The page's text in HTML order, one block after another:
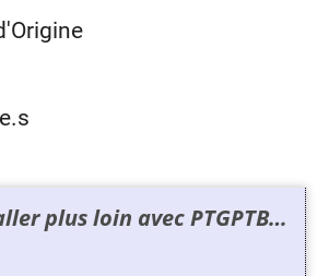
plus loin avec PTGPTB…